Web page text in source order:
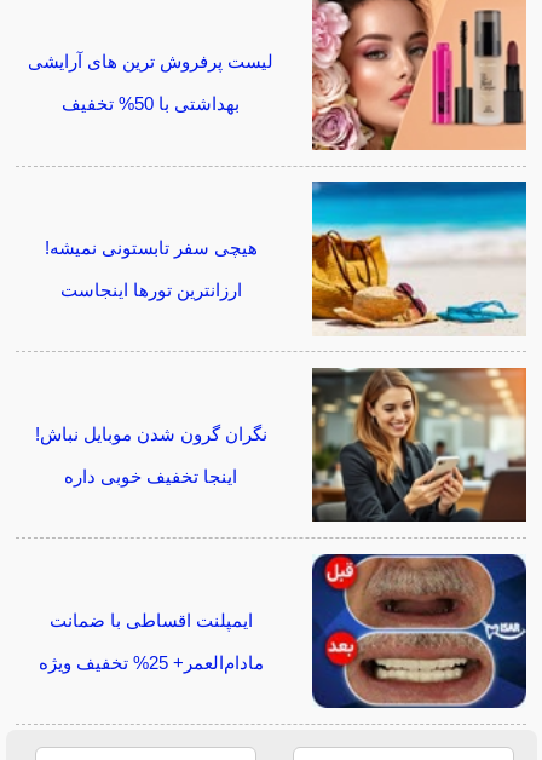
لیست پرفروش ترین های آرایشی
بهداشتی با 50% تخفیف
هیچی سفر تابستونی نمیشه!
ارزانترین تورها اینجاست
نگران گرون شدن موبایل نباش!
اینجا تخفیف خوبی داره
ایمپلنت اقساطی با ضمانت
مادام‌العمر+ 25% تخفیف ویژه